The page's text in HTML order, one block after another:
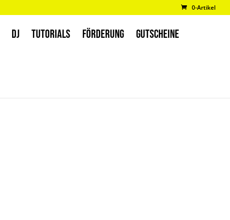
0-Artikel
DJ TUTORIALS FÖRDERUNG GUTSCHEINE